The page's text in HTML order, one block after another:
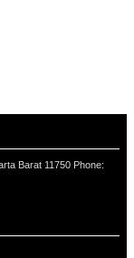
Barat 11750 Phone: